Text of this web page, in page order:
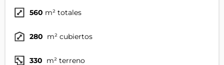
560 m² totales
280 m² cubiertos
330 m² terreno